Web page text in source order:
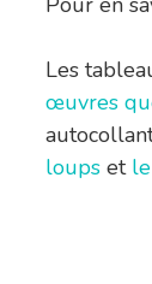
Les
œuvres
loupset